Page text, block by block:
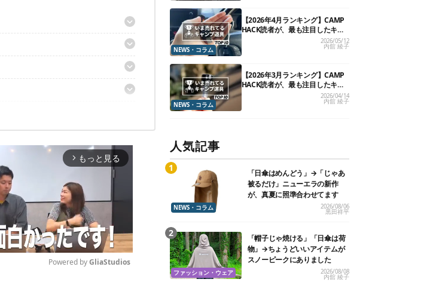
arrow_forward_ios もっと見る
Powered by GliaStudios
NEWS・コラム
【2026年4月ランキング】CAMP
HACK読者が、最も注目したキャ
ンプ道具TOP10
2026/05/12
内舘 綾子
NEWS・コラム
【2026年3月ランキング】CAMP
HACK読者が、最も注目したキャ
ンプ道具TOP10
2026/04/14
内舘 綾子
人気記事
NEWS・コラム
「日傘はめんどう」→「じゃあ
被るだけ」ニューエラの新作
が、真夏に照準合わせてます
2026/08/06
黒田祥平
ファッション・ウェア
「帽子じゃ焼ける」「日傘は荷
物」→ちょうどいいアイテムが
スノーピークにありました
2026/08/08
内舘 綾子